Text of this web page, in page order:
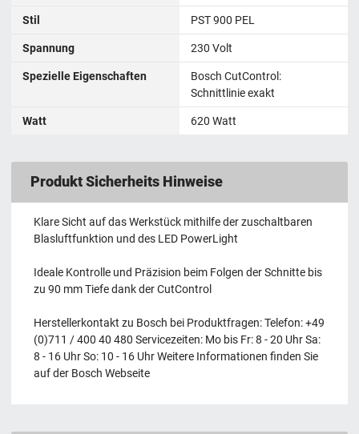
Stil PST 900 PEL
Spannung 230 Volt
Spezielle Eigenschaften
Bosch CutControl:
Schnittlinie exakt
Watt 620 Watt
Produkt Sicherheits Hinweise
Klare Sicht auf das Werkstück mithilfe der zuschaltbaren
Blasluftfunktion und des LED PowerLight
Ideale Kontrolle und Präzision beim Folgen der Schnitte bis
zu 90 mm Tiefe dank der CutControl
Herstellerkontakt zu Bosch bei Produktfragen: Telefon: +49
(0)711 / 400 40 480 Servicezeiten: Mo bis Fr: 8 - 20 Uhr Sa:
8 - 16 Uhr So: 10 - 16 Uhr Weitere Informationen finden Sie
auf der Bosch Webseite